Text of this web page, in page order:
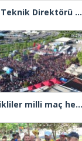
Mısır Teknik Direktörü Hassan: “Dünyada Filistin halkının acısını hissetmeyen, insan olmayı hak etmiyor”
Pendikliler milli maç heyecanı için sahile akın etti